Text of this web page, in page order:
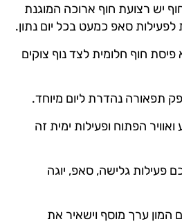
יש רצועת חוף ארוכה המוגנת
סאפ כמעט בכל יום נתון.
חוף חלומית לצד נוף צוקים
תפאורה נהדרת ליום מיוחד.
הפתוח ופעילות ימית זה
פעילות גלישה, סאפ, יוגה
המון ערך מוסף וישאיר את